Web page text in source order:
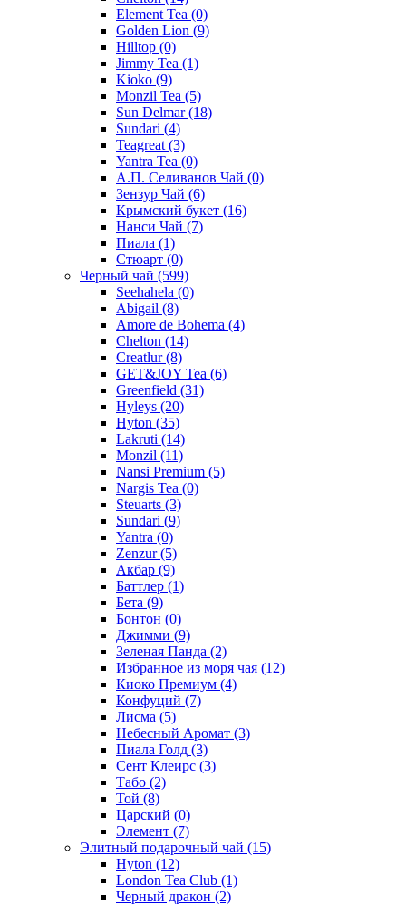
Element Tea (0)
Golden Lion (9)
Hilltop (0)
Jimmy Tea (1)
Kioko (9)
Monzil Tea (5)
Sun Delmar(18)
Sundari (4)
Teagreat (3)
Yantra Tea (0)
А.П. Селиванов Чай (0)
Зензур Чай (6)
Крымский букет (16)
Нанси Чай (7)
Пиала (1)
Стюарт (0)
Черный чай (599)
Seehahela (0)
Abigail (8)
Amore de Bohema (4)
Chelton (14)
Creatlur(8)
GET&JOY Tea (6)
Greenfield (31)
Hyleys (20)
Hyton (35)
Lakruti (14)
Monzil (11)
Nansi Premium (5)
Nargis Tea (0)
Steuarts (3)
Sundari (9)
Yantra (0)
Zenzur(5)
Акбар (9)
Баттлер (1)
Бета (9)
Бонтон (0)
Джимми (9)
Зеленая Панда (2)
Избранное из моря чая (12)
Киоко Премиум (4)
Конфуций (7)
Лисма (5)
Небесный Аромат (3)
Пиала Голд (3)
Сент Клеирс (3)
Табо (2)
Той (8)
Царский (0)
Элемент (7)
Элитный подарочный чай (15)
Hyton (12)
London Tea Club (1)
Черный дракон (2)